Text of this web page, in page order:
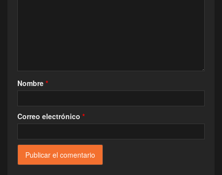
Nombre *
Correo electrónico *